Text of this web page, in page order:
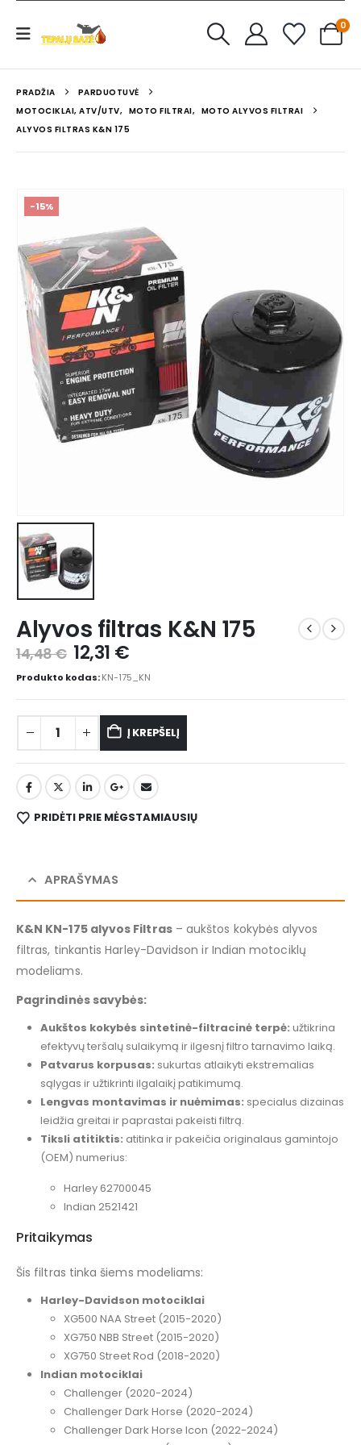
0
PRADŽIA
PARDUOTUVĖ
MOTOCIKLAI, ATV/UTV, MOTO FILTRAI, MOTO ALYVOS FILTRAI
ALYVOS FILTRAS K&N 175
-15%
Alyvos filtras K&N 175
14,48€ 12,31 €
Produkto kodas:KN-175_KN
Į KREPŠELĮ
PRIDĖTI PRIE MĖGSTAMIAUSIŲ
APRAŠYMAS
K&N KN-175 alyvos Filtras– aukštos kokybės alyvos
filtras, tinkantis Harley-Davidson ir Indian motociklų
modeliams.
Pagrindinės savybės:
Aukštos kokybės sintetinė-filtracinė terpė: užtikrina
efektyvų teršalų sulaikymą ir ilgesnį filtro tarnavimo laiką.
Patvarus korpusas: sukurtas atlaikyti ekstremalias
sąlygas ir užtikrinti ilgalaikį patikimumą.
Lengvas montavimas ir nuėmimas: specialus dizainas
leidžia greitai ir paprastai pakeisti filtrą.
Tiksli atitiktis: atitinka ir pakeičia originalaus gamintojo
(OEM) numerius:
Harley 62700045
Indian 2521421
Pritaikymas
Šis filtras tinka šiems modeliams:
Harley-Davidson motociklai
XG500 NAA Street (2015-2020)
XG750 NBB Street (2015-2020)
XG750 Street Rod (2018-2020)
Indian motociklai
Challenger (2020-2024)
Challenger Dark Horse (2020-2024)
Challenger Dark Horse Icon (2022-2024)